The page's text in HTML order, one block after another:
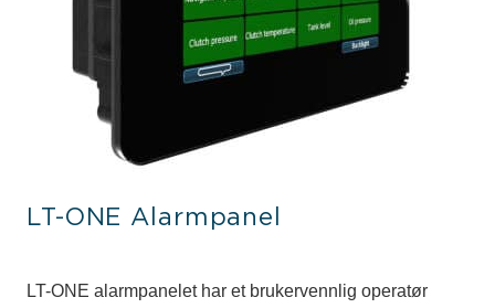
LT-ONE Alarmpanel
LT-ONE alarmpanelet har et brukervennlig operatør